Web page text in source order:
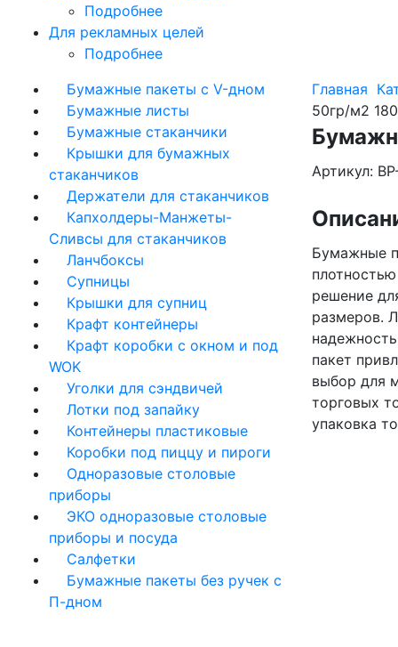
Подробнее
Для рекламных целей
Подробнее
Бумажные пакеты с V-дном
Бумажные листы
Бумажные стаканчики
Крышки для бумажных
стаканчиков
Держатели для стаканчиков
Капхолдеры-Манжеты-
Сливсы для стаканчиков
Ланчбоксы
Супницы
Крышки для супниц
Крафт контейнеры
Крафт коробки с окном и под
WOK
Уголки для сэндвичей
Лотки под запайку
Контейнеры пластиковые
Коробки под пиццу и пироги
Одноразовые столовые
приборы
ЭКО одноразовые столовые
приборы и посуда
Салфетки
Бумажные пакеты без ручек с
П-дном
Главная
50гр/м2
Артикул:
Бумажные
решение
размеров.
пакет
выбор для
торговых
упаковка